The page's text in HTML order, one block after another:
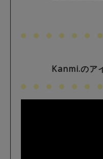
Kanmi.のア